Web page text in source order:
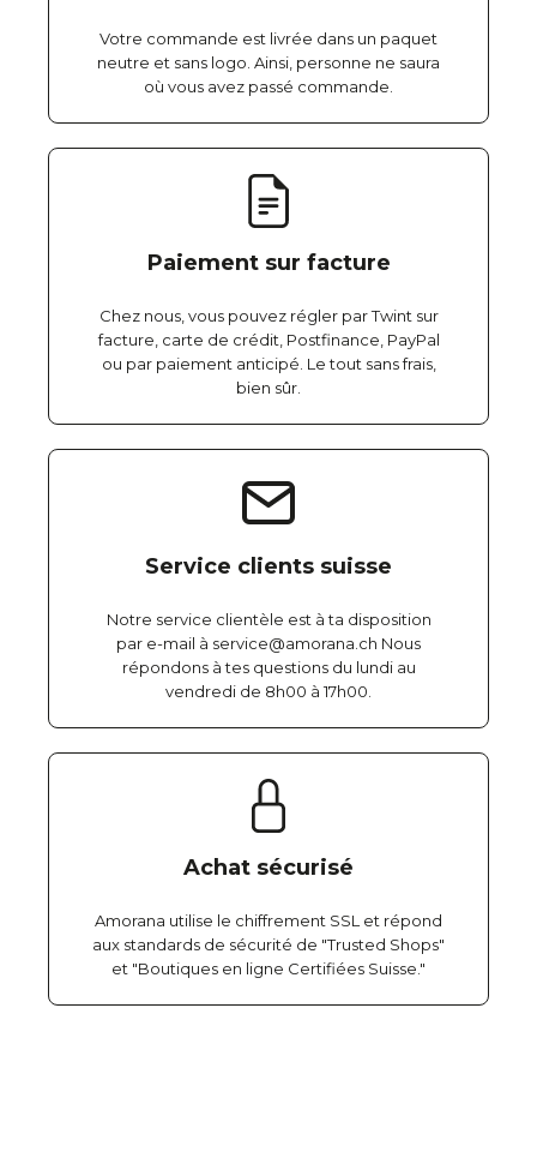
Votre commande est livrée dans un paquet
neutre et sans logo. Ainsi, personne ne saura
où vous avez passé commande.
Paiement sur facture
Chez nous, vous pouvez régler par Twint sur
facture, carte de crédit, Postfinance, PayPal
ou par paiement anticipé. Le tout sans frais,
bien sûr.
Service clients suisse
Notre service clientèle est à ta disposition
par e-mail à service@amorana.ch Nous
répondons à tes questions du lundi au
vendredi de 8h00 à 17h00.
Achat sécurisé
Amorana utilise le chiffrement SSL et répond
aux standards de sécurité de "Trusted Shops"
et "Boutiques en ligne Certifiées Suisse."